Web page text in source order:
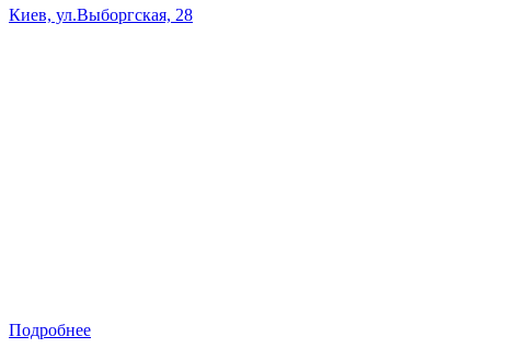
Киев, ул.Выборгская, 28
Подробнее